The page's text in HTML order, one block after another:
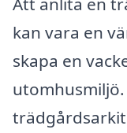
kan vara en
skapa en